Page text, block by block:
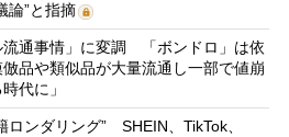
論”と指摘
流通事情」に変調 「ボンドロ」は依
品や類似品が大量流通し一部で値崩
代に」
ロンダリング” SHEIN、TikTok、